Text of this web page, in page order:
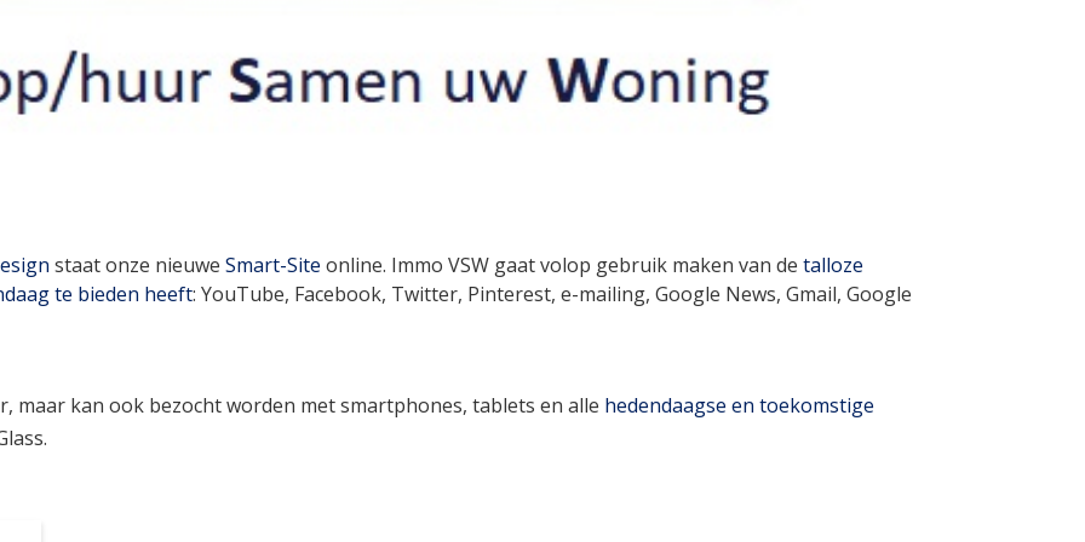
staat onze nieuwe Smart-Site online. Immo VSW gaat volop gebruik maken van de talloze
te bieden heeft: YouTube, Facebook, Twitter, Pinterest, e-mailing, Google News, Gmail, Google
maar kan ook bezocht worden met smartphones, tablets en alle hedendaagse en toekomstige